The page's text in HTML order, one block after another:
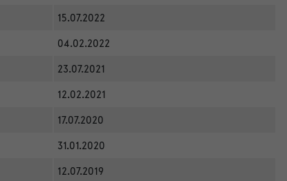
15.07.2022
04.02.2022
23.07.2021
12.02.2021
17.07.2020
31.01.2020
12.07.2019